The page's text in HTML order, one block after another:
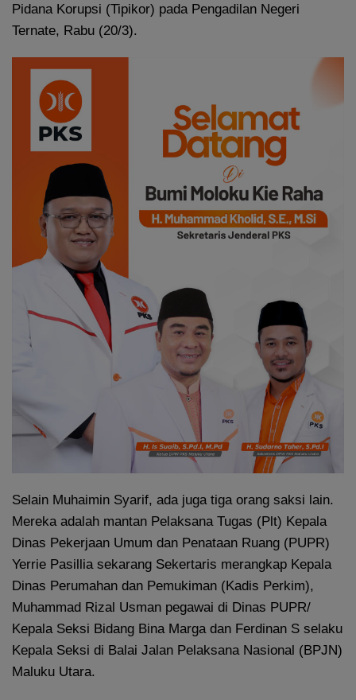
Pidana Korupsi (Tipikor) pada Pengadilan Negeri
Ternate, Rabu (20/3).
Selain Muhaimin Syarif, ada juga tiga orang saksi lain.
Mereka adalah mantan Pelaksana Tugas (Plt) Kepala
Dinas Pekerjaan Umum dan Penataan Ruang (PUPR)
Yerrie Pasillia sekarang Sekertaris merangkap Kepala
Dinas Perumahan dan Pemukiman (Kadis Perkim),
Muhammad Rizal Usman pegawai di Dinas PUPR/
Kepala Seksi Bidang Bina Marga dan Ferdinan S selaku
Kepala Seksi di Balai Jalan Pelaksana Nasional (BPJN)
Maluku Utara.